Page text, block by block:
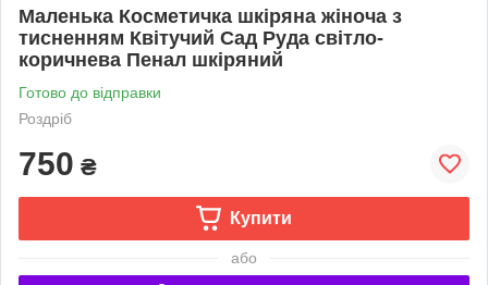
Маленька Косметичка шкіряна жіноча з
тисненням Квітучий Сад Руда світло-
коричнева Пенал шкіряний
Готово до відправки
Роздріб
750 ₴
Купити
або